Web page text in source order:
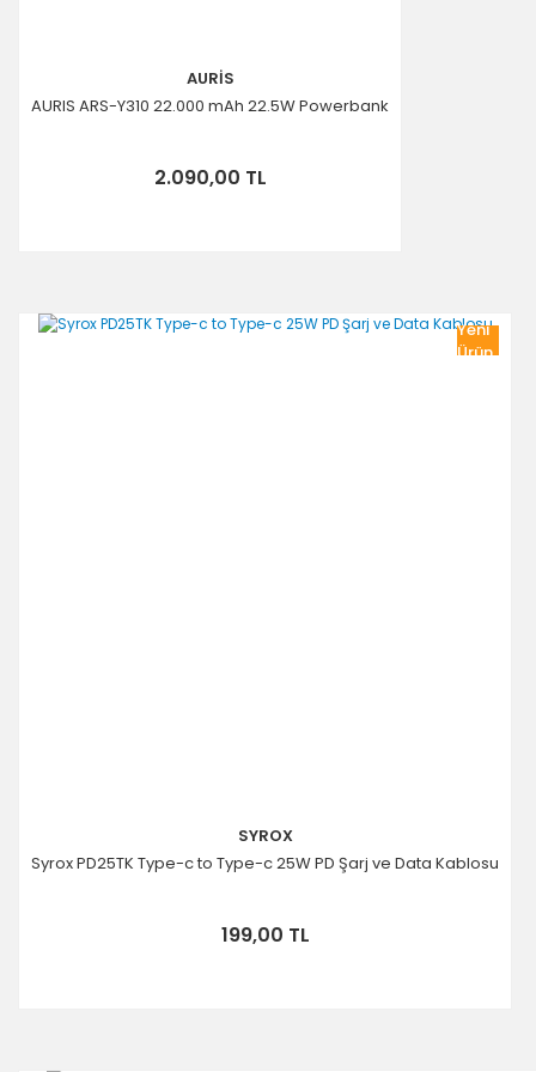
AURİS
AURIS ARS-Y310 22.000 mAh 22.5W Powerbank
2.090,00 TL
Yeni
Ürün
SYROX
Syrox PD25TK Type-c to Type-c 25W PD Şarj ve Data Kablosu
199,00 TL